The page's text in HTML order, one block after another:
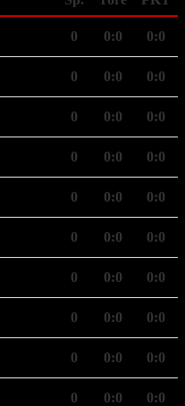
0 0:0 0:0
0 0:0 0:0
0 0:0 0:0
0 0:0 0:0
0 0:0 0:0
0 0:0 0:0
0 0:0 0:0
0 0:0 0:0
0 0:0 0:0
0 0:0 0:0